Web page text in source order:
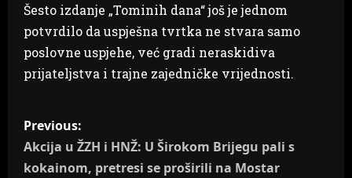
Šesto izdanje „Tominih dana“ još je jednom
potvrdilo da uspješna tvrtka ne stvara samo
poslovne uspjehe, već gradi neraskidiva
prijateljstva i trajne zajedničke vrijednosti.
P
o
Previous:
Akcija u ŽZH i HNŽ: U Širokom Brijegu pali s
kokainom, pretresi se proširili na Mostar